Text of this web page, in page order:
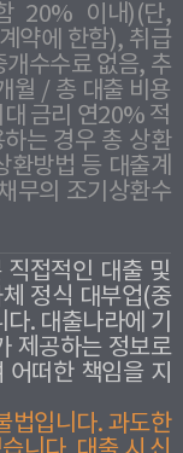
20% 이내)(단,
약에 한함), 취급
개수수료 없음, 추
월 / 총 대출 비용
금리 연20% 적
는 경우 총 상환
방법 등 대출계
무의 조기상환수
접적인 대출 및
정식 대부업(중
. 대출나라에 기
제공하는 정보로
떠한 책임을 지
법입니다. 과도한